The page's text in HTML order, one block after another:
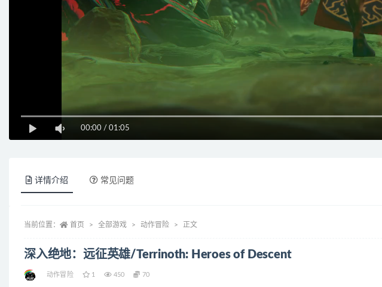
00:00 / 01:05
详情介绍 常见问题
当前位置： 首页 全部游戏 动作冒险 正文
深入绝地：远征英雄/Terrinoth: Heroes of Descent
动作冒险 1 450 70